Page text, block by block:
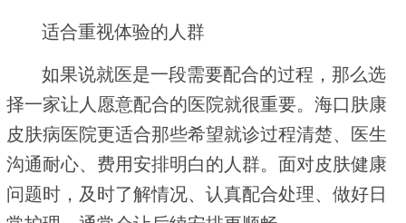
适合重视体验的人群
如果说就医是一段需要配合的过程，那么选
择一家让人愿意配合的医院就很重要。海口肤康
皮肤病医院更适合那些希望就诊过程清楚、医生
沟通耐心、费用安排明白的人群。面对皮肤健康
问题时，及时了解情况、认真配合处理、做好日